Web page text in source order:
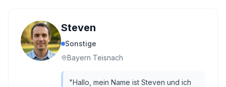
Steven
Sonstige
Bayern Teisnach
"Hallo, mein Name ist Steven und ich